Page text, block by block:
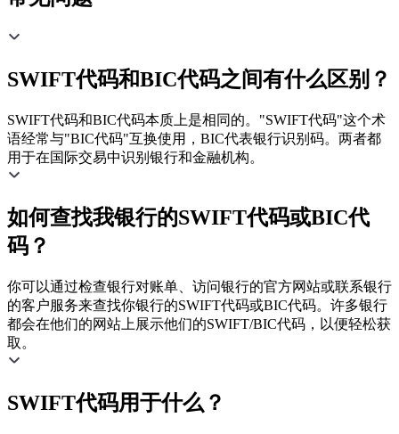
SWIFT代码和BIC代码之间有什么区别？
SWIFT代码和BIC代码本质上是相同的。"SWIFT代码"这个术
语经常与"BIC代码"互换使用，BIC代表银行识别码。两者都
用于在国际交易中识别银行和金融机构。
如何查找我银行的SWIFT代码或BIC代
码？
你可以通过检查银行对账单、访问银行的官方网站或联系银行
的客户服务来查找你银行的SWIFT代码或BIC代码。许多银行
都会在他们的网站上展示他们的SWIFT/BIC代码，以便轻松获
取。
SWIFT代码用于什么？